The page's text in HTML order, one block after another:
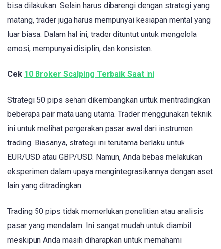
bisa dilakukan. Selain harus dibarengi dengan strategi yang
matang, trader juga harus mempunyai kesiapan mental yang
luar biasa. Dalam hal ini, trader dituntut untuk mengelola
emosi, mempunyai disiplin, dan konsisten.
Cek 10 Broker Scalping Terbaik Saat Ini
Strategi 50 pips sehari dikembangkan untuk mentradingkan
beberapa pair mata uang utama. Trader menggunakan teknik
ini untuk melihat pergerakan pasar awal dari instrumen
trading. Biasanya, strategi ini terutama berlaku untuk
EUR/USD atau GBP/USD. Namun, Anda bebas melakukan
eksperimen dalam upaya mengintegrasikannya dengan aset
lain yang ditradingkan.
Trading 50 pips tidak memerlukan penelitian atau analisis
pasar yang mendalam. Ini sangat mudah untuk diambil
meskipun Anda masih diharapkan untuk memahami